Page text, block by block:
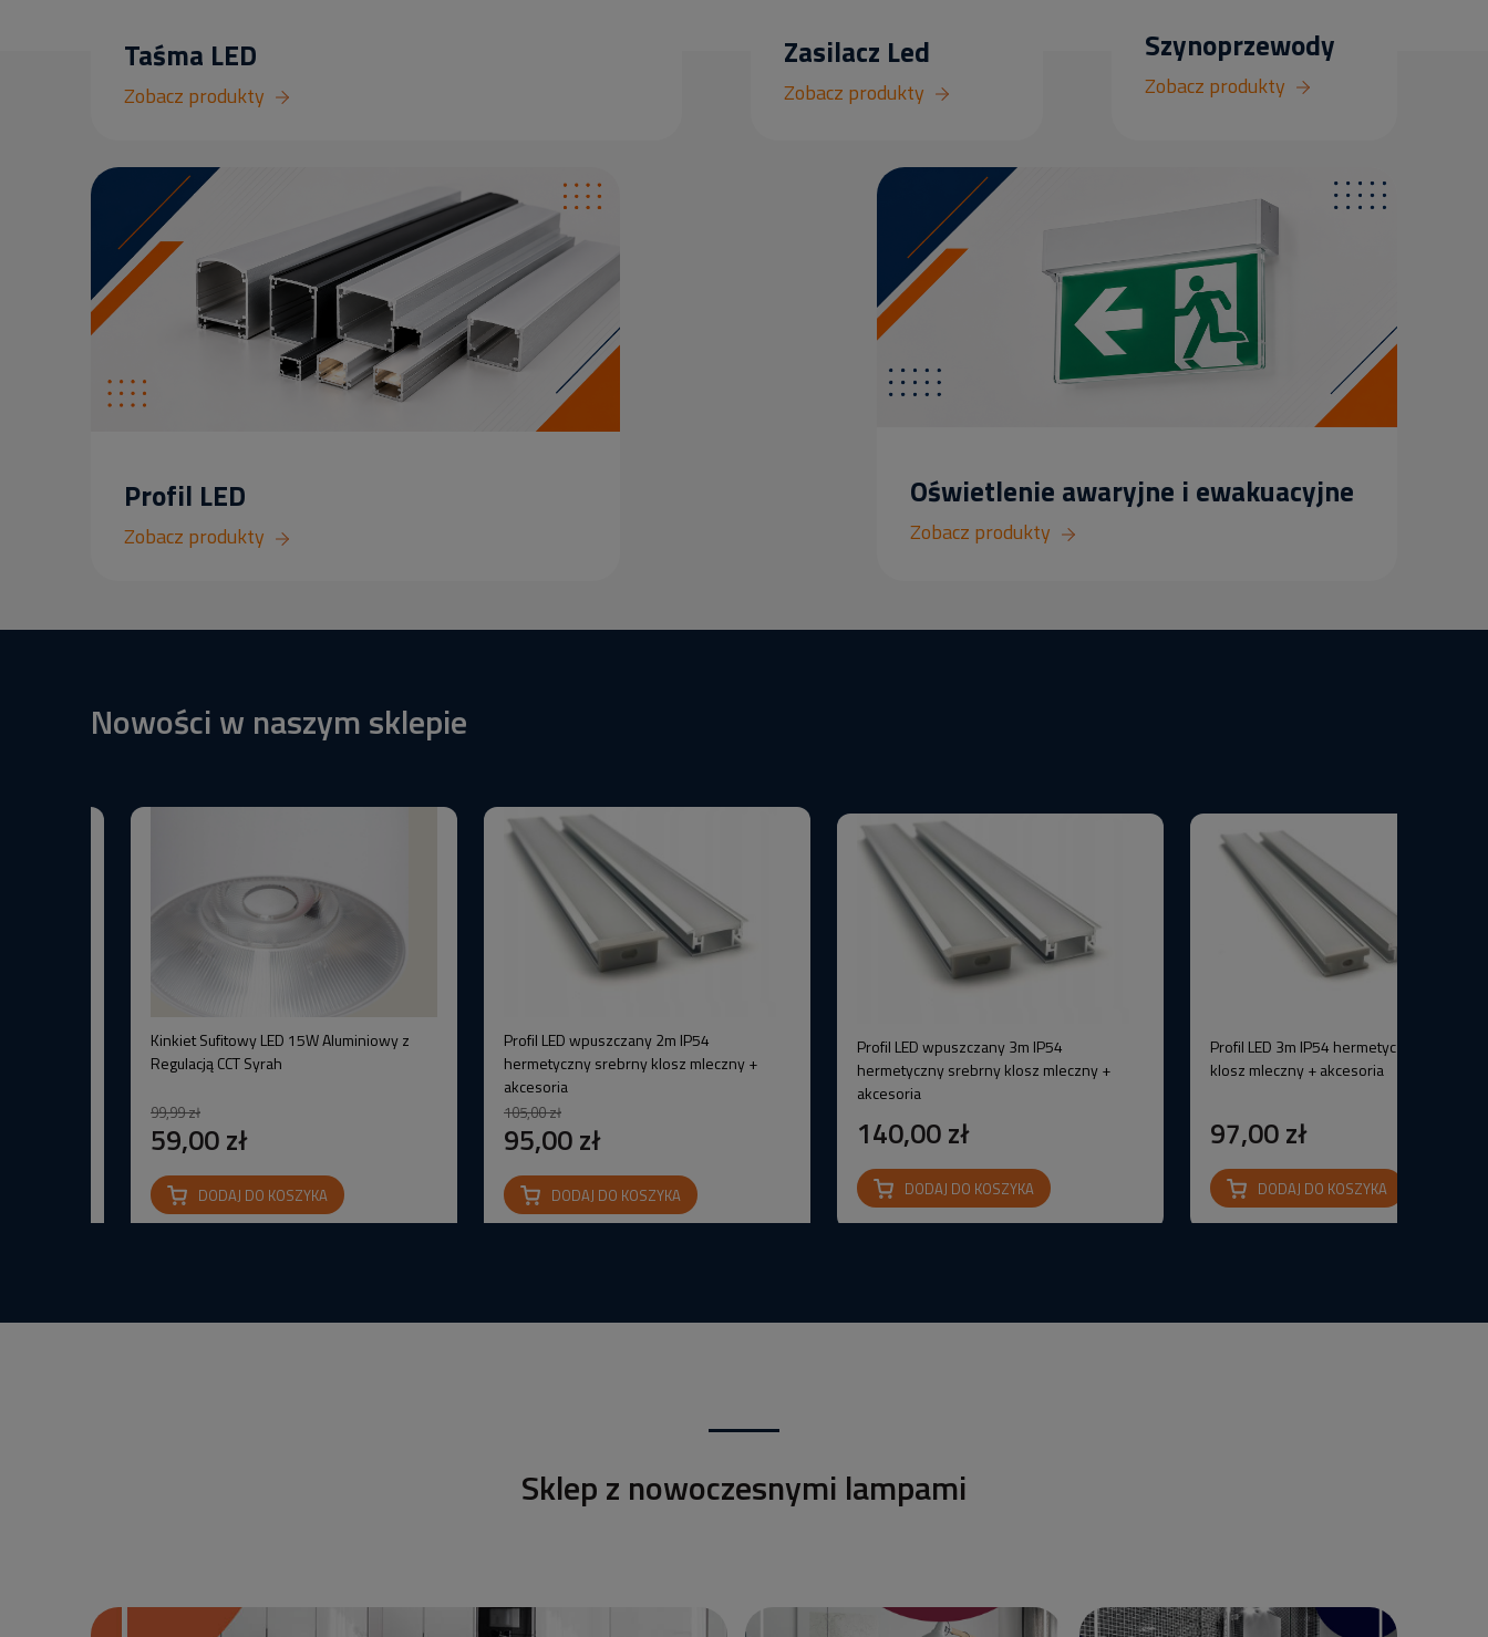
Taśma LED
Zobacz produkty
Zasilacz Led
Zobacz produkty
Szynoprzewody
Zobacz produkty
Profil LED
Zobacz produkty
Oświetlenie awaryjne i ewakuacyjne
Zobacz produkty
Nowości w naszym sklepie
Kinkiet Sufitowy LED 15W Aluminiowy z
Regulacją CCT Syrah
99,99 zł
59,00 zł
DODAJ DO KOSZYKA
Profil LED wpuszczany 2m IP54
hermetyczny srebrny klosz mleczny +
akcesoria
105,00 zł
95,00 zł
DODAJ DO KOSZYKA
Profil LED wpuszczany 3m IP54
hermetyczny srebrny klosz mleczny +
akcesoria
140,00 zł
DODAJ DO KOSZYKA
Profil LED 3m IP54 hermetyczny srebrny
klosz mleczny + akcesoria
97,00 zł
DODAJ DO KOSZYKA
Sklep z nowoczesnymi lampami